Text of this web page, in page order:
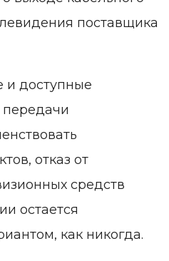
поставщика
и доступные
передачи
отказ от
средств
остается
как никогда.